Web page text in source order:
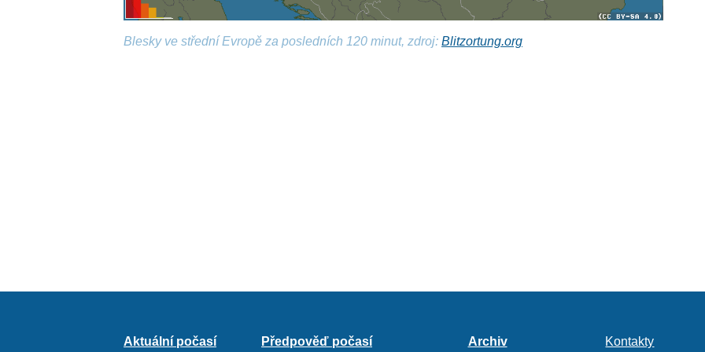
Blesky ve střední Evropě za posledních 120 minut, zdroj:Blitzortung.org
Aktuální počasí Předpověď počasí Archiv Kontakty